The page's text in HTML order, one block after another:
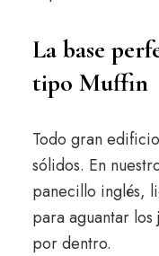
La base
tipo Muffin
Todo gran
sólidos. En
panecillo inglés,
para aguantar
por dentro.